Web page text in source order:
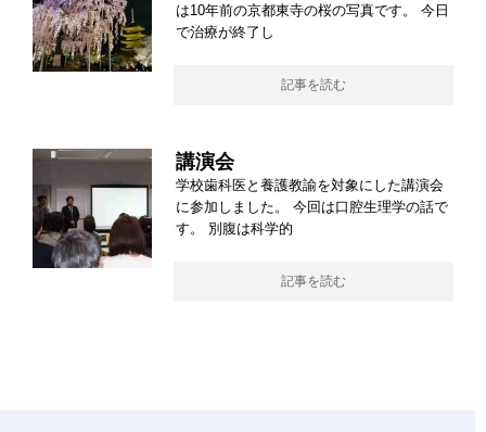
は10年前の京都東寺の桜の写真です。 今日
で治療が終了し
記事を読む
講演会
学校歯科医と養護教諭を対象にした講演会
に参加しました。 今回は口腔生理学の話で
す。 別腹は科学的
記事を読む